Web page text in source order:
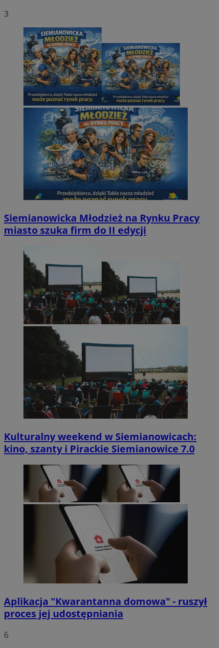
3
Siemianowicka Młodzież na Rynku Pracy
miasto szuka firm do II edycji
Kulturalny weekend w Siemianowicach:
kino, szanty i Pirackie Siemianowice 7.0
Aplikacja "Kwarantanna domowa" - ruszył
proces jej udostępniania
6